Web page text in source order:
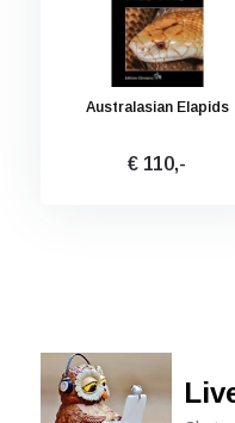
Australasian Elapids
€ 110,-